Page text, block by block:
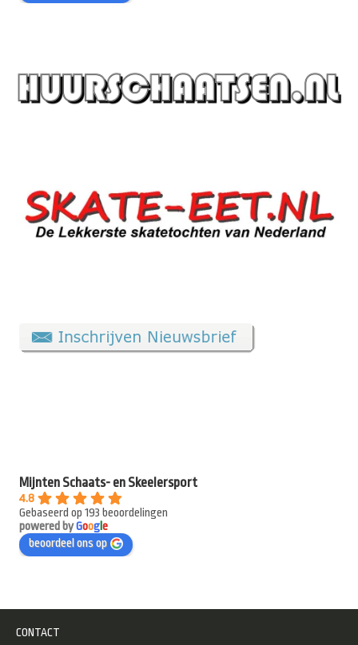
Mijnten Schaats- en Skeelersport
4.8
Gebaseerd op 193 beoordelingen
powered byGooge
beoordeel ons op
CONTACT